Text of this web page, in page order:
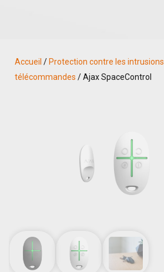
Accueil / Protection contre les intrusions
télécommandes / Ajax SpaceControl